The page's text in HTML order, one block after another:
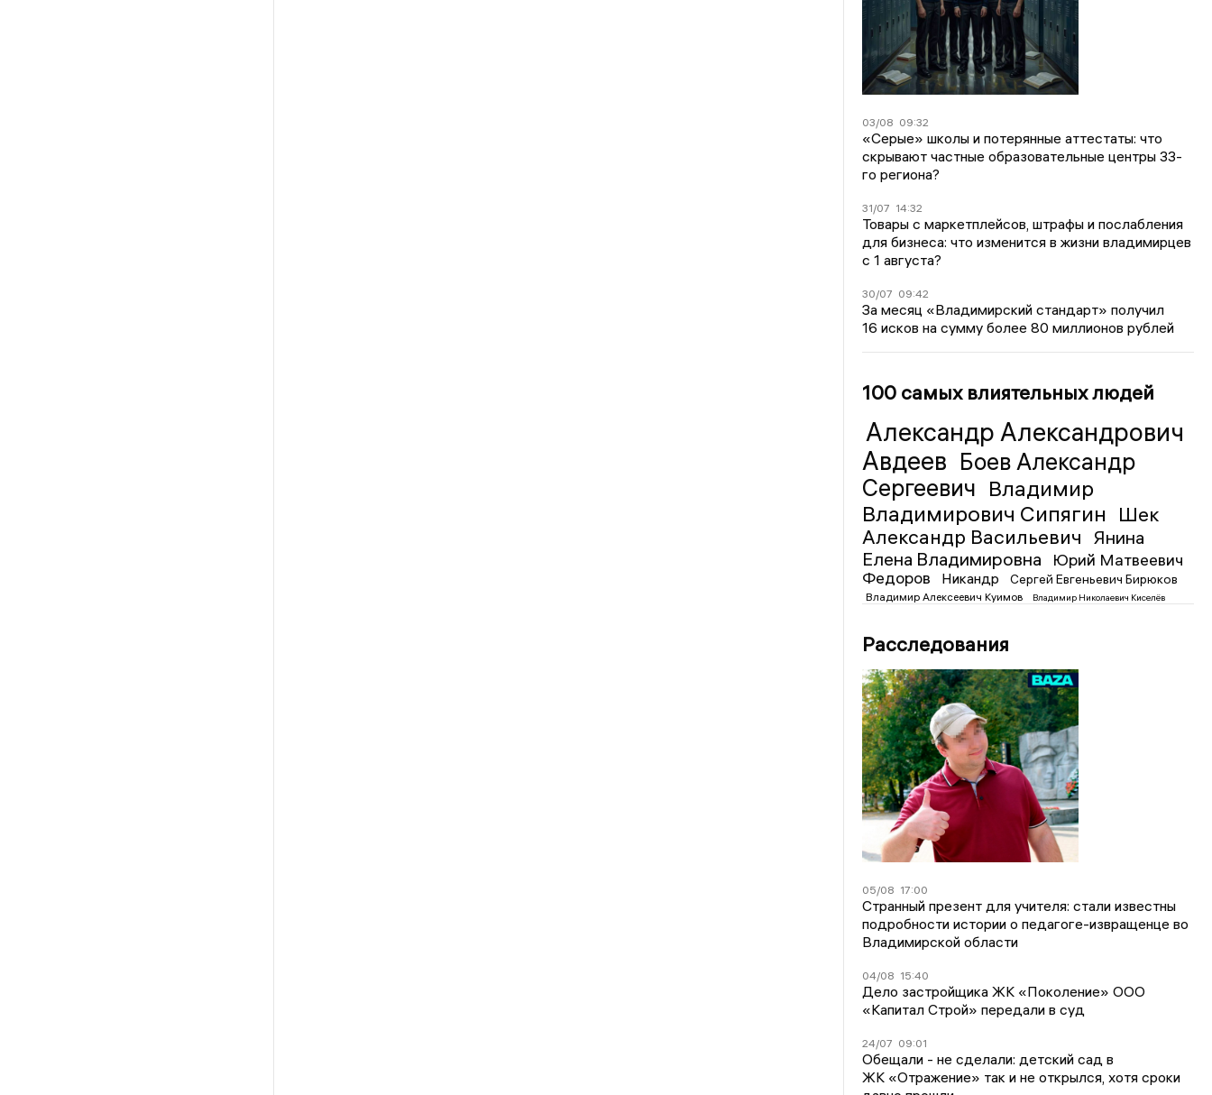
03/08 09:32
«Серые» школы и потерянные аттестаты: что
скрывают частные образовательные центры 33-
го региона?
31/07 14:32
Товары с маркетплейсов, штрафы и послабления
для бизнеса: что изменится в жизни владимирцев
с 1 августа?
30/07 09:42
За месяц «Владимирский стандарт» получил
16 исков на сумму более 80 миллионов рублей
100 самых влиятельных людей
Александр Александрович
Авдеев Боев Александр
Сергеевич Владимир
Владимирович Сипягин Шек
Александр Васильевич
Янина
Елена Владимировна
Юрий Матвеевич
Федоров
Никандр Сергей Евгеньевич Бирюков
Владимир Алексеевич Куимов Владимир Николаевич Киселёв
Расследования
05/08 17:00
Странный презент для учителя: стали известны
подробности истории о педагоге-извращенце во
Владимирской области
04/08 15:40
Дело застройщика ЖК «Поколение» ООО
«Капитал Строй» передали в суд
24/07 09:01
Обещали - не сделали: детский сад в
ЖК «Отражение» так и не открылся, хотя сроки